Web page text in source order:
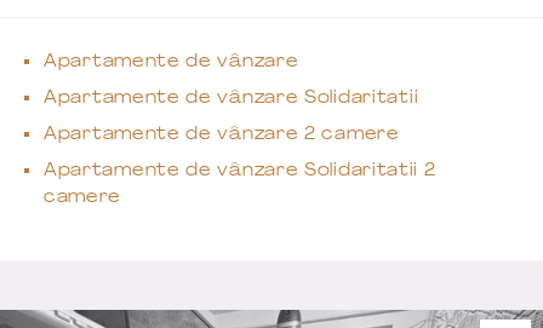
Apartamente de vânzare
Apartamente de vânzare Solidaritatii
Apartamente de vânzare 2 camere
Apartamente de vânzare Solidaritatii 2
camere